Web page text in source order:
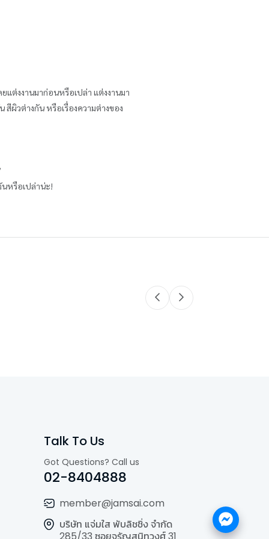
ต่งงานมาก่อนหรือเปล่า แต่งงานมา
ผิวต่างกัน หรือเรื่องความต่างของ
นหรือเปล่าน่ะ!
Talk To Us
Got Questions? Call us
02-8404888
member@jamsai.com
บริษัท แจ่มใส พับลิชชิ่ง จำกัด
285/33 ซอยจรัญสนิทวงศ์ 31